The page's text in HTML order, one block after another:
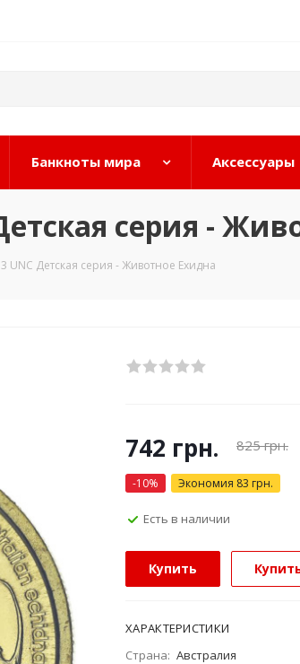
Банкноты мира Аксессуары
серия -
UNC Детская серия - Животное Ехидна
742 грн. 825грн.
-10% Экономия 83 грн.
Есть в наличии
Купить
ХАРАКТЕРИСТИКИ
Страна: Австралия